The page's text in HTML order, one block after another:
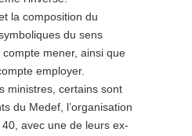
la composition du
du sens
compte mener, ainsi que
employer.
ministres, certains sont
du Medef, l’organisation
avec une de leurs ex-